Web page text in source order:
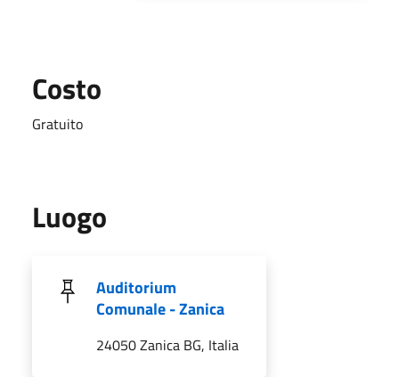
Costo
Gratuito
Luogo
Auditorium
Comunale - Zanica
24050 Zanica BG, Italia